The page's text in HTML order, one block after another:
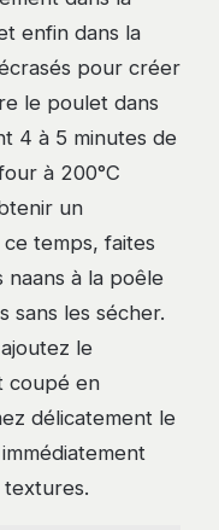
enfin dans la
pour créer
le poulet dans
4 à 5 minutes de
à 200°C
un
temps, faites
à la poêle
sans les sécher.
le
coupé en
délicatement le